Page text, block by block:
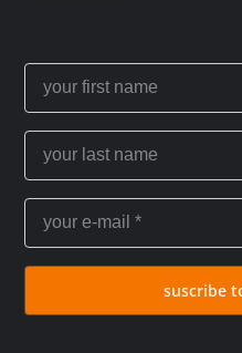
suscribe